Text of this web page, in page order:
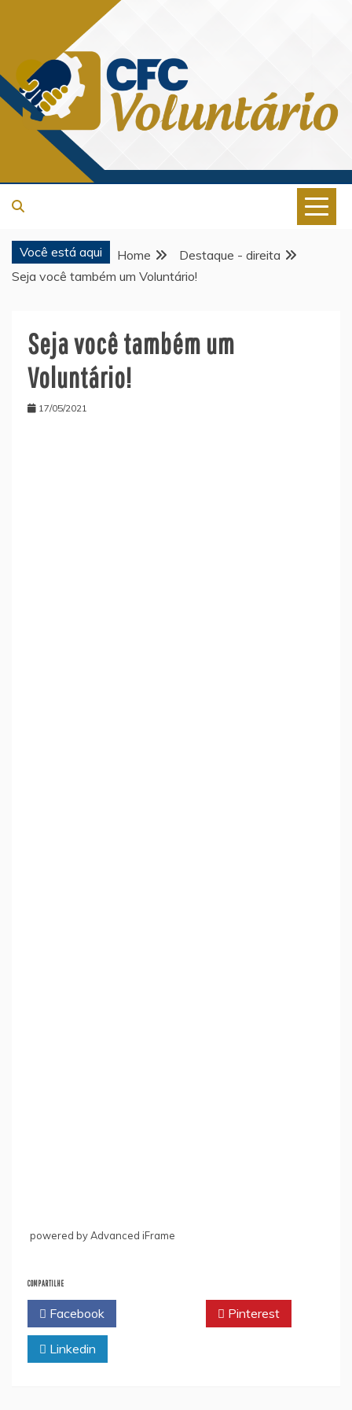
CFC VOLUNTÁRIO
Você está aqui Home
Destaque - direita
Seja você também um Voluntário!
Seja você também um
Voluntário!
17/05/2021
powered by Advanced iFrame
COMPARTILHE
Facebook Pinterest
Linkedin